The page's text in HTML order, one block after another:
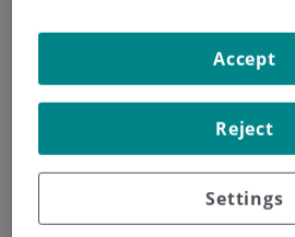
Centro Médico Teknon
C/ Vilana, 12
932 906 200
Settings
Reject
Accept